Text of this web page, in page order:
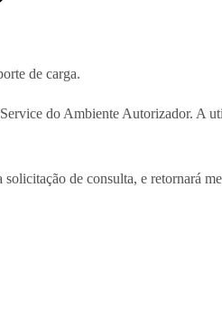
de carga.
do Ambiente Autorizador. A
de consulta, e retornará